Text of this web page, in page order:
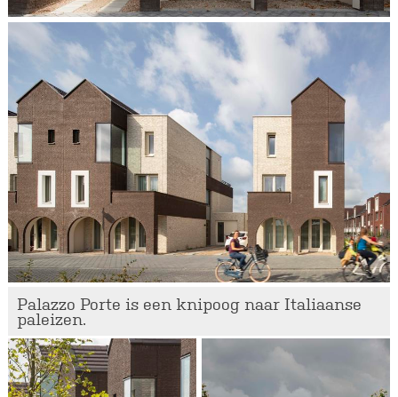
Palazzo Porte is een knipoog naar Italiaanse
paleizen.